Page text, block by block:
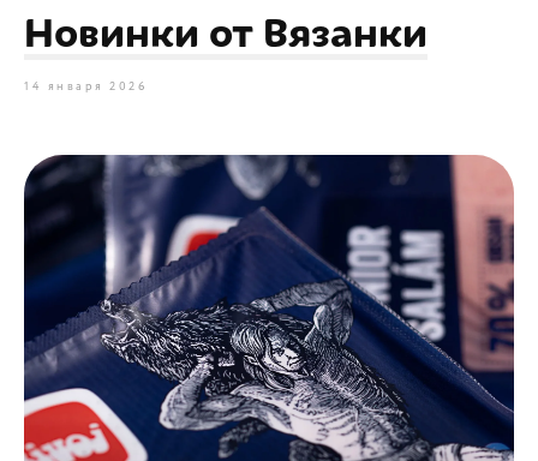
Новинки от Вязанки
14 января 2026